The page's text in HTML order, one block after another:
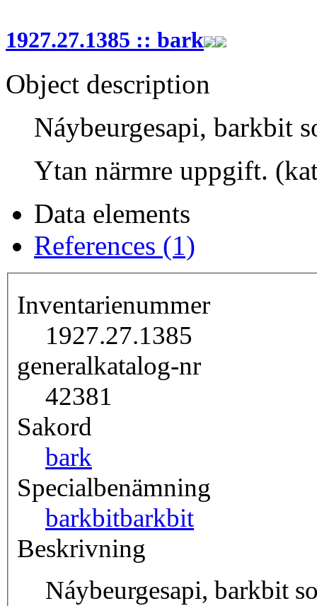
1927.27.1385 :: bark
Object description
Náybeurgesapi, barkbit
Ytan närmre uppgift.
Data elements
References (1)
Inventarienummer
1927.27.1385
generalkatalog-nr
42381
Sakord
bark
Specialbenämning
barkbitbarkbit
Beskrivning
Náybeurgesapi, barkbit